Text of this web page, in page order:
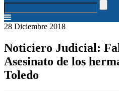
28 Diciembre 2018
Noticiero Judicial:
Asesinato de los
Toledo